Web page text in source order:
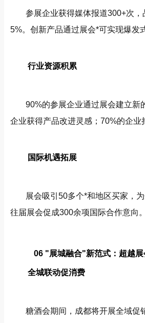
参展企业获得媒体报道300+次
5%。创新产品通过展会*可实现爆发
行业资源积累
90%的参展企业通过展会建立新
企业获得产品改进灵感；70%的企业
国际机遇拓展
展会吸引50多个*和地区买家，
往届展会促成300余项国际合作意向。
06 "展城融合"新范式：超越展
全城联动促消费
糖酒会期间，成都将开展全域促